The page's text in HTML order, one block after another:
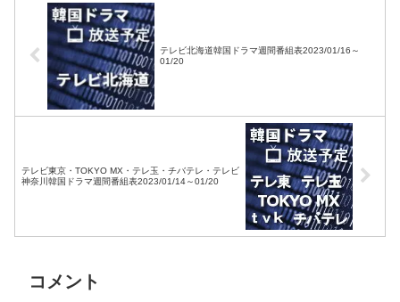
テレビ北海道韓国ドラマ週間番組表2023/01/16～
01/20
テレビ東京・TOKYO MX・テレ玉・チバテレ・テレビ
神奈川韓国ドラマ週間番組表2023/01/14～01/20
コメント